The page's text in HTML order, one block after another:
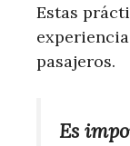
Estas
pasajeros.
Es